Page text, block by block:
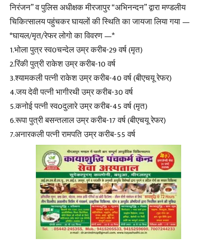
निरंजन” व पुलिस अधीक्षक मीरजापुर “अभिनन्दन” द्वारा मण्डलीय
चिकित्सालय पहुंचकर घायलों की स्थिति का जायजा लिया गया —
*घायल/मृत/रेफर लोगो का विवरण —*
1.भोला पुत्र स्व0चन्देल उम्र करीब-29 वर्ष (मृत)
2.रिंकी पुत्री राकेश उम्र करीब-10 वर्ष
3.श्यामकली पत्नी राकेश उम्र करीब-40 वर्ष (बीएचयू रेफर)
4.जय देवी पत्नी भागीरथी उम्र करीब-30 वर्ष
5.कनोई पत्नी स्व0दुलारे उम्र करीब-45 वर्ष (मृत)
6.रूपा पुत्री बसन्तलाल उम्र करीब-17 वर्ष (बीएचयू रेफर)
7.अनारकली पत्नी रामपति उम्र करीब-55 वर्ष